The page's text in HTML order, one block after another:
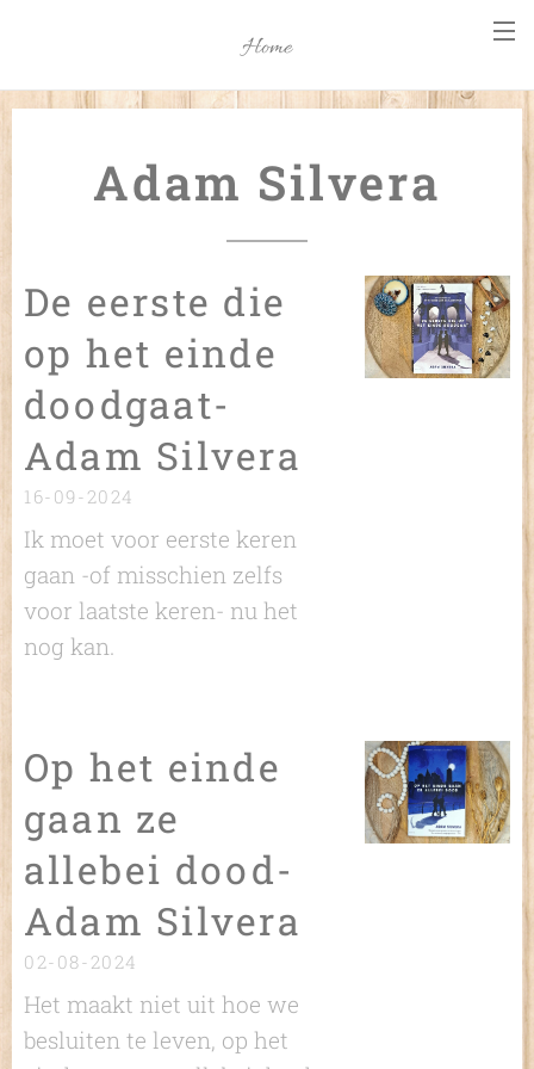
Home
Adam Silvera
De eerste die
op het einde
doodgaat-
Adam Silvera
16-09-2024
Ik moet voor eerste keren
gaan -of misschien zelfs
voor laatste keren- nu het
nog kan.
Op het einde
gaan ze
allebei dood-
Adam Silvera
02-08-2024
Het maakt niet uit hoe we
besluiten te leven, op het